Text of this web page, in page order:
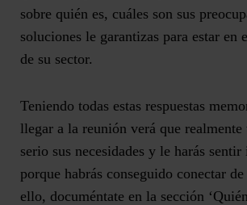
sobre quién es, cuáles son sus
soluciones le garantizas para estar en
de su sector.
Teniendo todas estas respuestas
llegar a la reunión verá que realmente
serio sus necesidades y le harás
porque habrás conseguido conectar
ello, documéntate en la sección